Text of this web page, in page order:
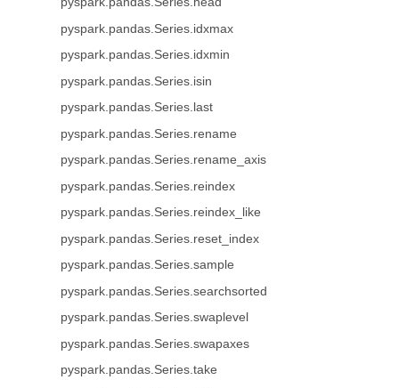
pyspark.pandas.Series.idxmax
pyspark.pandas.Series.idxmin
pyspark.pandas.Series.isin
pyspark.pandas.Series.last
pyspark.pandas.Series.rename
pyspark.pandas.Series.rename_axis
pyspark.pandas.Series.reindex
pyspark.pandas.Series.reindex_like
pyspark.pandas.Series.reset_index
pyspark.pandas.Series.sample
pyspark.pandas.Series.searchsorted
pyspark.pandas.Series.swaplevel
pyspark.pandas.Series.swapaxes
pyspark.pandas.Series.take